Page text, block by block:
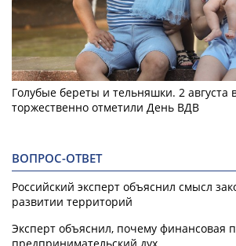
Голубые береты и тельняшки. 2 августа
торжественно отметили День ВДВ
ВОПРОС-ОТВЕТ
Российский эксперт объяснил смысл
развитии территорий
Эксперт объяснил, почему финансовая